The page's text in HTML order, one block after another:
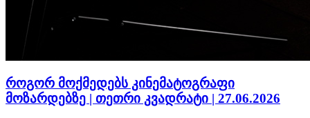
როგორ მოქმედებს კინემატოგრაფი
მოზარდებზე | თეთრი კვადრატი | 27.06.2026